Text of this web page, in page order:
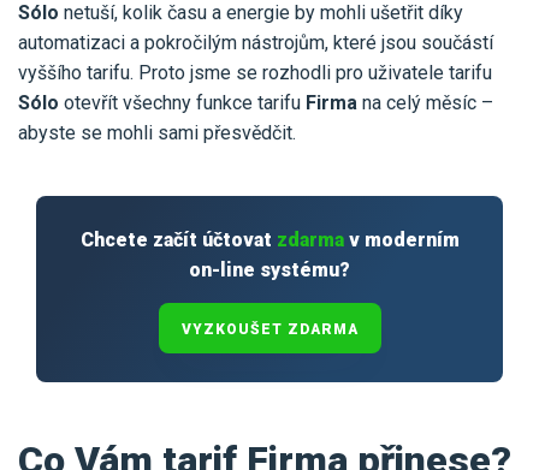
Sólo netuší, kolik času a energie by mohli ušetřit díky
automatizaci a pokročilým nástrojům, které jsou součástí
vyššího tarifu. Proto jsme se rozhodli pro uživatele tarifu
Sólo otevřít všechny funkce tarifu Firma na celý měsíc –
abyste se mohli sami přesvědčit.
Chcete začít účtovat zdarmav moderním
on-line systému?
VYZKOUŠET ZDARMA
Co Vám tarif Firma přinese?